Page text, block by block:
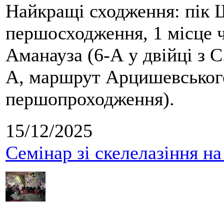
Найкращі сходження: пік
першосходження, 1 місце
Аманауза (6-А у двійці з
А, маршрут
першопроходження).
15/12/2025
Семінар зі скелелазіння